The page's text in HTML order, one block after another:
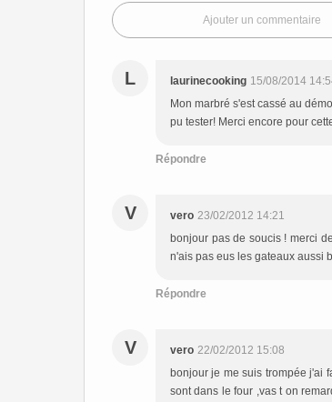
Ajouter un commentaire
L laurinecooking 15/08/2014
Mon marbré s'est cassé au
pu tester! Merci encore pour
Répondre
V vero 23/02/2012 14:21
bonjour pas de soucis ! merci
n'ais pas eus les gateaux aussi
Répondre
V vero 22/02/2012 15:08
bonjour je me suis trompée j'ai
sont dans le four ,vas t on